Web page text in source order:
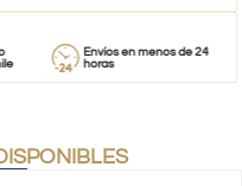
Envíos en menos de 24
horas